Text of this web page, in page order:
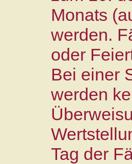
Monats
werden.
oder
Bei einer
werden
Tag der